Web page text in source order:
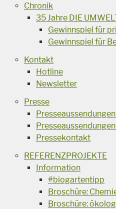
Chronik
35 Jahre DIE
Gewinnspiel für
Gewinnspiel für
Kontakt
Hotline
Newsletter
Presse
Pressekontakt
REFERENZPROJEKTE
Information
#biogartentipp
Broschüre:
Broschüre: